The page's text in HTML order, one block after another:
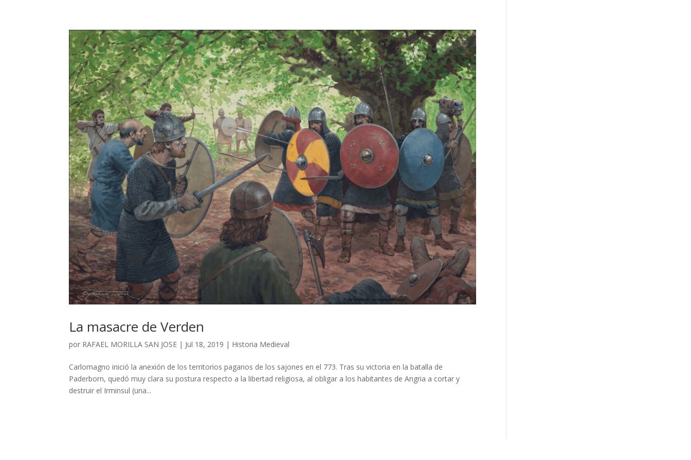
La masacre de Verden
por RAFAEL MORILLA SAN JOSE | Jul 18, 2019 | Historia Medieval
Carlomagno inició la anexión de los territorios paganos de los sajones en el 773. Tras su victoria en la batalla de
Paderborn, quedó muy clara su postura respecto a la libertad religiosa, al obligar a los habitantes de Angria a cortar y
destruir el Irminsul (una...